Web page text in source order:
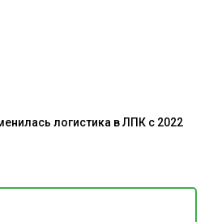
логистика в ЛПК с 2022